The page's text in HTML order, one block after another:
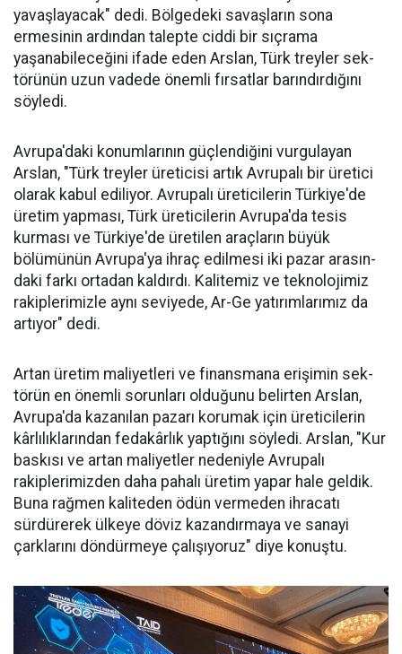
yavaşlayacak" dedi. Bölgedeki savaşların sona
ermesinin ardından talepte ciddi bir sıçrama
yaşanabileceğini ifa­de eden Arslan, Türk treyler sek­
törünün uzun vadede önemli fır­satlar barındırdığını
söyledi.
Avrupa'daki konumlarının güçlendiğini vurgulayan
Arslan, "Türk treyler üreticisi artık Avru­palı bir üretici
ola­rak kabul ediliyor. Avrupalı üreticile­rin Türkiye'de
üre­tim yapması, Türk üreticilerin Avru­pa'da tesis
kurması ve Türkiye'de üreti­len araçların büyük
bölümünün Avru­pa'ya ihraç edilme­si iki pazar arasın­
daki farkı ortadan kaldırdı. Kalitemiz ve teknolojimiz
ra­kiplerimizle aynı seviyede, Ar-Ge ya­tırımlarımız da
ar­tıyor" dedi.
Artan üretim ma­liyetleri ve finans­mana erişimin sek­
törün en önemli sorunları oldu­ğunu belirten Arslan,
Avrupa'da kazanılan pazarı korumak için üreticilerin
kârlılıklarından fe­dakârlık yaptığını söyledi. Arslan, "Kur
baskısı ve artan maliyetler nedeniyle Avrupalı
rakiplerimiz­den daha pahalı üretim yapar ha­le geldik.
Buna rağmen kaliteden ödün vermeden ihracatı
sürdüre­rek ülkeye döviz kazandırmaya ve sanayi
çarklarını döndürmeye ça­lışıyoruz" diye konuştu.